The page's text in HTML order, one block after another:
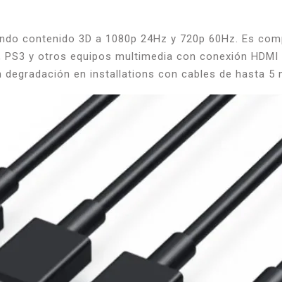
contenido 3D a 1080p 24Hz y 720p 60Hz. Es
y otros equipos multimedia con conexión
en installations con cables de hasta 5